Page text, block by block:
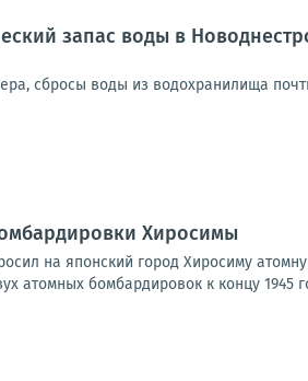
запас воды в
сбросы воды из водохранилища
Хиросимы
на японский город Хиросиму
атомных бомбардировок к концу 1945